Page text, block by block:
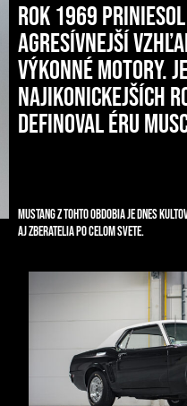
Rok 1969
agresívnejší
výkonné motory.
najikonickejších
definoval éru
Mustang z tohto obdobia je dnes
aj zberatelia po celom svete.